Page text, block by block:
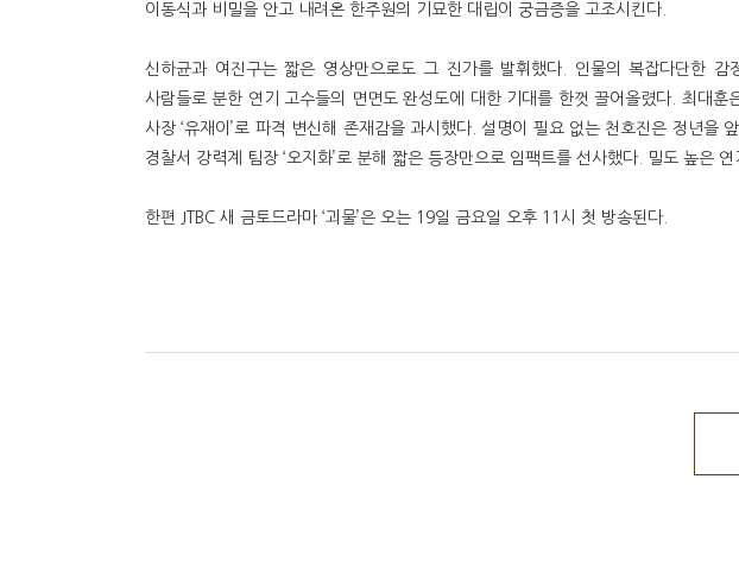
이동식과 비밀을 안고 내려온 한주원의 기묘한 대립이 궁금증을 고조시킨다.
신하균과 여진구는 짧은 영상만으로도 그 진가를 발휘했다. 인물의 복잡다단한
사람들로 분한 연기 고수들의 면면도 완성도에 대한 기대를 한껏 끌어올렸다. 최대훈
사장 ‘유재이’로 파격 변신해 존재감을 과시했다. 설명이 필요 없는 천호진은 정년을
경찰서 강력계 팀장 ‘오지화’로 분해 짧은 등장만으로 임팩트를 선사했다. 밀도 높은
한편 JTBC 새 금토드라마 ‘괴물’은 오는 19일 금요일 오후 11시 첫 방송된다.